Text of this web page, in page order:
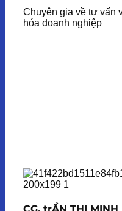
Chuyên gia về tư vấn
hóa doanh nghiệp